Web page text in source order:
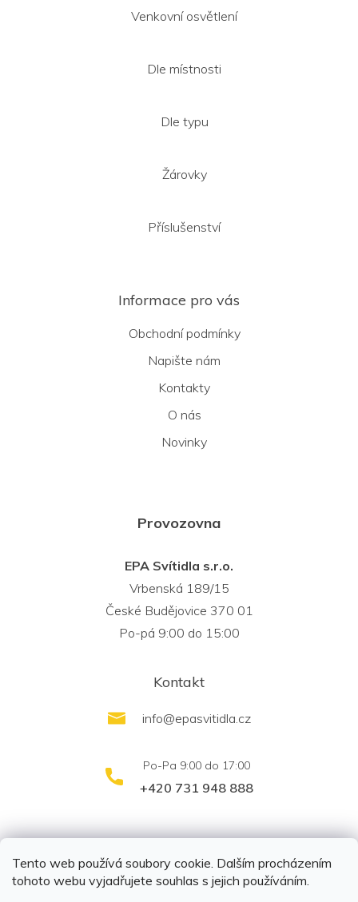
Tento web používá soubory cookie. Dalším procházením
tohoto webu vyjadřujete souhlas s jejich používáním.
Venkovní osvětlení
Dle místnosti
Dle typu
Žárovky
Příslušenství
Informace pro vás
Obchodní podmínky
Napište nám
Kontakty
O nás
Novinky
Provozovna
EPA Svítidla s.r.o.
Vrbenská 189/15
České Budějovice 370 01
Po-pá 9:00 do 15:00
Kontakt
info@epasvitidla.cz
+420 731 948 888